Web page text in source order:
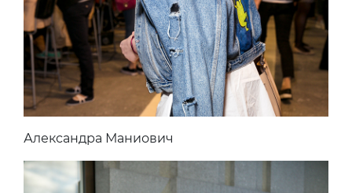
Александра Маниович